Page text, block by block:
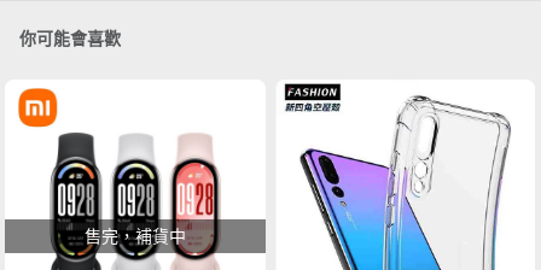
你可能會喜歡
售完，補貨中